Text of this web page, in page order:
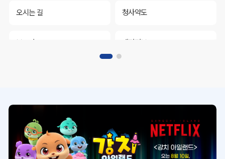
오시는 길 청사약도
보도자료 재정정보
대구·경북
행정 통합
조직도